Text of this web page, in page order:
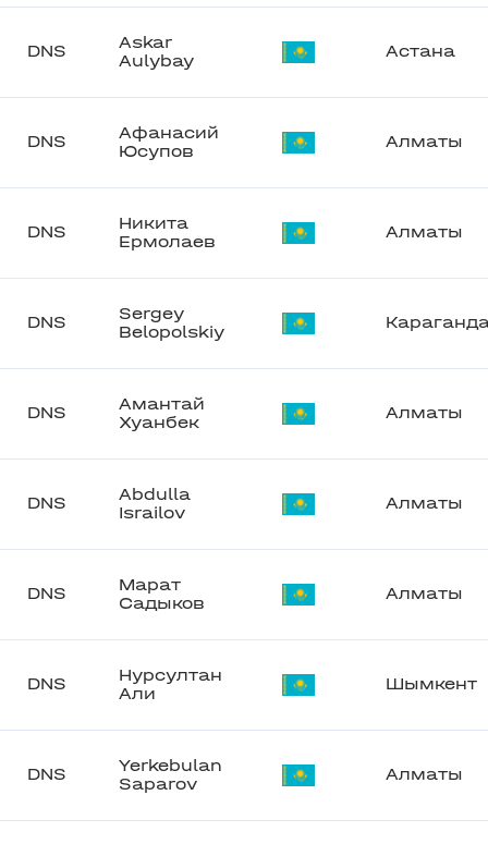
DNS
Askar
Aulybay
Астана
DNS
Афанасий
Юсупов
Алматы
DNS
Никита
Ермолаев
Алматы
DNS
Sergey
Belopolskiy
DNS
Амантай
Хуанбек
Алматы
DNS
Abdulla
Israilov
Алматы
DNS
Марат
Садыков
Алматы
DNS
Нурсултан
Али
Шымкент
DNS
Yerkebulan
Saparov
Алматы